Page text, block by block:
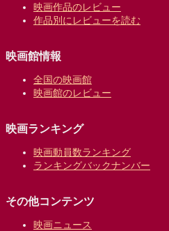
映画作品のレビュー
作品別にレビューを読む
映画館情報
全国の映画館
映画館のレビュー
映画ランキング
映画動員数ランキング
ランキングバックナンバー
その他コンテンツ
映画ニュース